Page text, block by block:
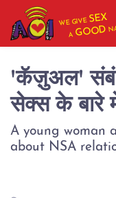
WE GIVESEX
AGOOD
'कॅज़ुअल'
सेक्स के बारे
A young woman
about NSA